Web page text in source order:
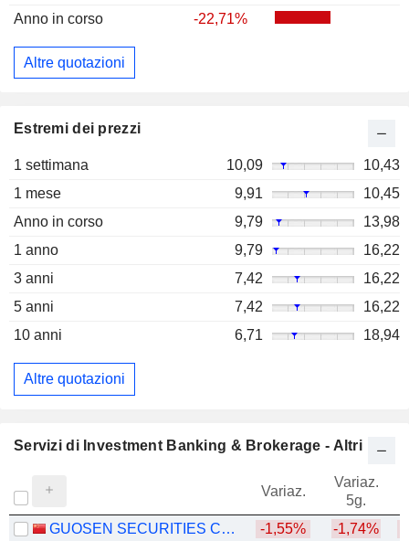
Anno in corso
-22,71%
Altre quotazioni
Estremi dei prezzi
1 settimana 10,09
10,43
1 mese
9,91
10,45
Anno in corso
9,79
13,98
1 anno
9,79
16,22
3 anni
7,42
16,22
5 anni
7,42
16,22
10 anni
6,71 18,94
Altre quotazioni
Servizi di Investment Banking & Brokerage - Altri
Variaz.
Variaz.
5g.
GUOSEN SECURITIES CO., LTD. -1,55% -1,74%